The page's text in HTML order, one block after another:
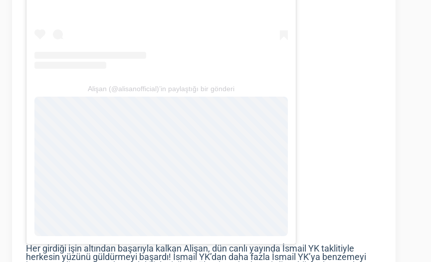
Alişan (@alisanofficial)’in paylaştığı bir gönderi
Her girdiği işin altından başarıyla kalkan Alişan, dün canlı yayında İsmail YK taklitiyle
herkesin yüzünü güldürmeyi başardı! İsmail YK’dan daha fazla İsmail YK’ya benzemeyi